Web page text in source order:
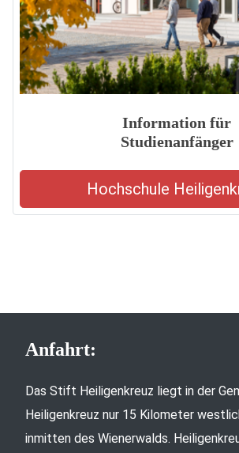
Information für
Studienanfänger
Hochschule
Anfahrt:
Das Stift Heiligenkreuz liegt in der
Heiligenkreuz nur 15 Kilometer
inmitten des Wienerwalds.